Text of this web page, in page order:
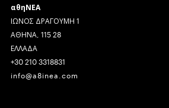
αθηΝΕΑ
ΙΩΝΟΣ ΔΡΑΓΟΥΜΗ 1
ΑΘΗΝΑ, 115 28
ΕΛΛΑΔΑ
+30 210 3318831
info@a8inea.com